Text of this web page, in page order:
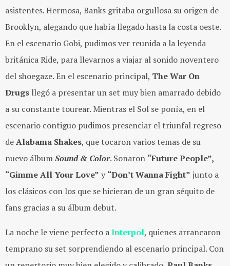
asistentes. Hermosa, Banks gritaba orgullosa su origen de
Brooklyn, alegando que había llegado hasta la costa oeste.
En el escenario Gobi, pudimos ver reunida a la leyenda
británica Ride, para llevarnos a viajar al sonido noventero
del shoegaze. En el escenario principal, The War On
Drugs llegó a presentar un set muy bien amarrado debido
a su constante tourear. Mientras el Sol se ponía, en el
escenario contiguo pudimos presenciar el triunfal regreso
deAlabama Shakes, que tocaron varios temas de su
nuevo álbumSound & Color. Sonaron “Future People”,
“Gimme All Your Love” y “Don’t Wanna Fight” junto a
los clásicos con los que se hicieran de un gran séquito de
fans gracias a su álbum debut.
La noche le viene perfecto aInterpol, quienes arrancaron
temprano su set sorprendiendo al escenario principal. Con